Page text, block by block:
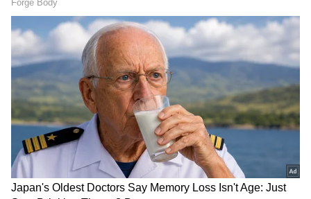
ಈಶ್ವರಪ್ಪನವರಿಗೆ ಸದ್ಯ ಶಿವಮೊಗ್ಗದಲ್ಲಿಯೇ ನೆಲೆ ಇಲ್ಲ. ಅವರು
ಕಾಂಗ್ರೆಸ್ ಬಗ್ಗೆ ಮಾತಾಡುವ ಮುನ್ನ ತಮ್ಮ ನೆಲೆ ಭದ್ರ
ಮಾಡಿಕೊಳ್ಳಲಿ ನಂತರ ಕಾಂಗ್ರೆಸ್ ಬಗ್ಗೆ ಮಾತಾಡಲಿ ಎಂದು
ಮಾತಿನ ಮೂಲಕ ತಿವಿದರು.
ರಾತ್ರಿ ಮಂಕಿ ಕ್ಯಾಪ್ ಧರಿಸಿ ಬಂದಿದ್ದ ಕಿರಾತಕನಿಂದ ಬಿಜೆಪಿ
ಜಿಲ್ಲಾ ಕಾರ್ಯದರ್ಶಿ ಮೇಲೆ ಮಾರಣಾಂತಿಕ ಹಲ್ಲೆ!